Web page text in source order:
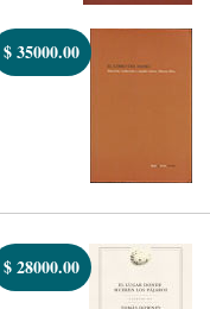
$35000.00
$28000.00